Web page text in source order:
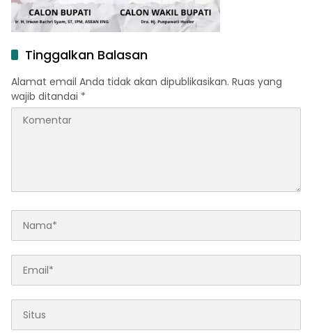
Tinggalkan Balasan
Alamat email Anda tidak akan dipublikasikan. Ruas yang
wajib ditandai *